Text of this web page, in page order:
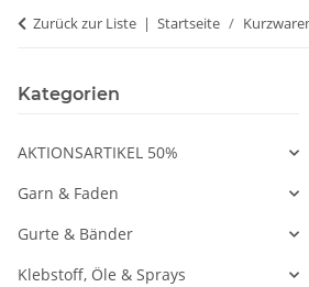
Zurück zur Liste Startseite
Kategorien
AKTIONSARTIKEL 50%
Garn & Faden
Gurte & Bänder
Klebstoff, Öle & Sprays